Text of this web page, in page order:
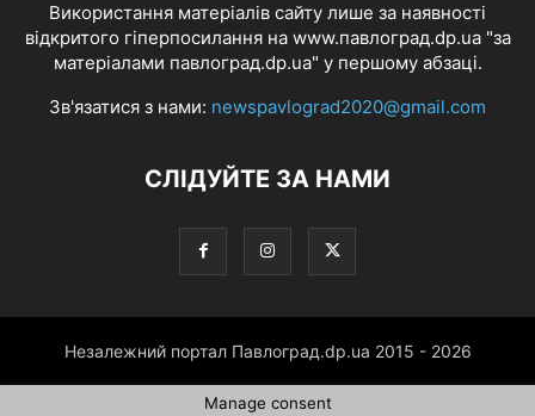
Використання матеріалів сайту лише за наявності
відкритого гіперпосилання на www.павлоград.dp.ua "за
матеріалами павлоград.dp.ua" у першому абзаці.
Зв'язатися з нами: newspavlograd2020@gmail.com
СЛІДУЙТЕ ЗА НАМИ
Незалежний портал Павлоград.dp.ua 2015 - 2026
Manage consent